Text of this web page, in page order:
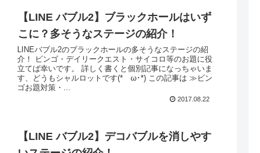
【LINE バブル2】ブラックホールはいず
こに？多そうなステージの紹介！
LINEバブル2のブラックホールの多そうなステージの紹
介！ ビンゴ・デイリークエスト・サイコロ等のお題に役
立てば幸いです。 詳しく書くと個別記事になっちゃいま
す、どうもシャルロットです(*ゝω･*) この記事は ≫ビン
ゴお題対策・...
2017.08.22
【LINE バブル2】デコバブルを消しやす